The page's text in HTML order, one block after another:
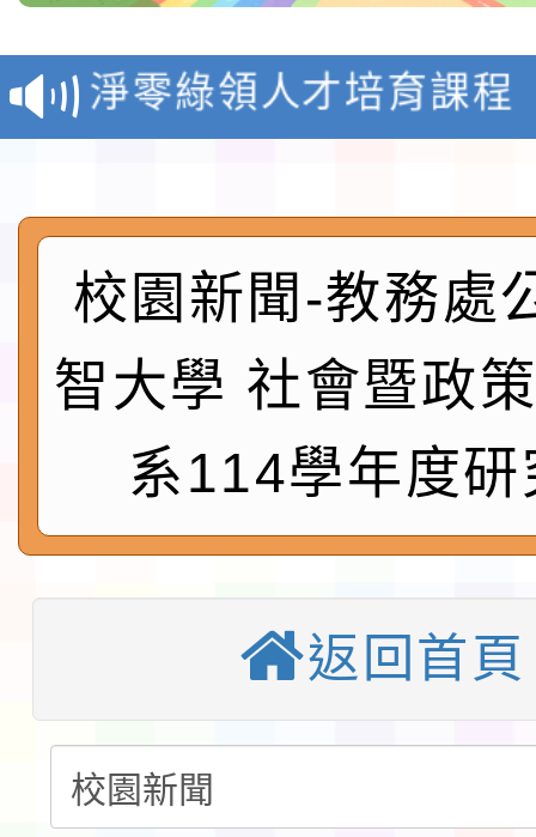
報
淨零綠領人才培育課程
檢送桃園市115學年度
及師生本土語及新住民
實施要點各1份
115年食農教育專業人
程
函轉國家通訊傳播委員
鎮韌性（防空）演習－
速演練執行計畫」
「115年金融知識線上
本校115學年度第1學
第3次招考代課鐘點教
告(不再辦理後續甄選)
檢送「桃園市115學年
程安排一案
「桃園市補助參觀特色
展演活動實施計畫」
請一案
教育部校安中心白海豚
報
淨零綠領人才培育課程
校園新聞-教務處
智大學 社會暨政
系114學年度研
返回首頁